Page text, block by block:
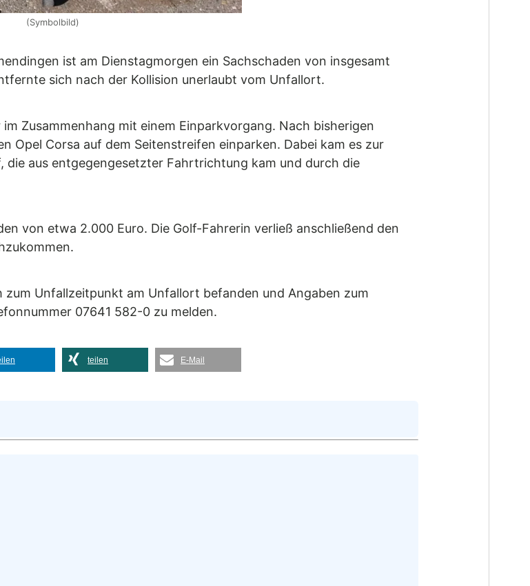
(Symbolbild)
ist am Dienstagmorgen ein Sachschaden von insgesamt
sich nach der Kollision unerlaubt vom Unfallort.
Zusammenhang mit einem Einparkvorgang. Nach bisherigen
Opel Corsa auf dem Seitenstreifen einparken. Dabei kam es zur
die aus entgegengesetzter Fahrtrichtung kam und durch die
von etwa 2.000 Euro. Die Golf-Fahrerin verließ anschließend den
Unfallzeitpunkt am Unfallort befanden und Angaben zum
07641 582-0 zu melden.
teilen E-Mail